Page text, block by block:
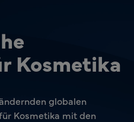
Kosmetika
globalen
Kosmetika mit den